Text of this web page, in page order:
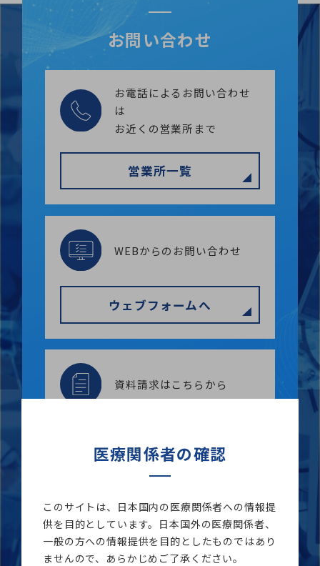
お問い合わせ
お電話によるお問い合わせ
は
お近くの営業所まで
営業所一覧
WEBからのお問い合わせ
ウェブフォームへ
資料請求はこちらから
オンラインミーティングの
お申込みはこちらから
医療関係者の確認
このサイトは、日本国内の医療関係者への情報提
供を目的としています。日本国外の医療関係者、
一般の方への情報提供を目的としたものではあり
ませんので、あらかじめご了承ください。